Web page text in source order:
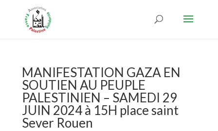
MANIFESTATION GAZA EN
SOUTIEN AU PEUPLE
PALESTINIEN – SAMEDI 29
JUIN 2024 à 15H place saint
Sever Rouen